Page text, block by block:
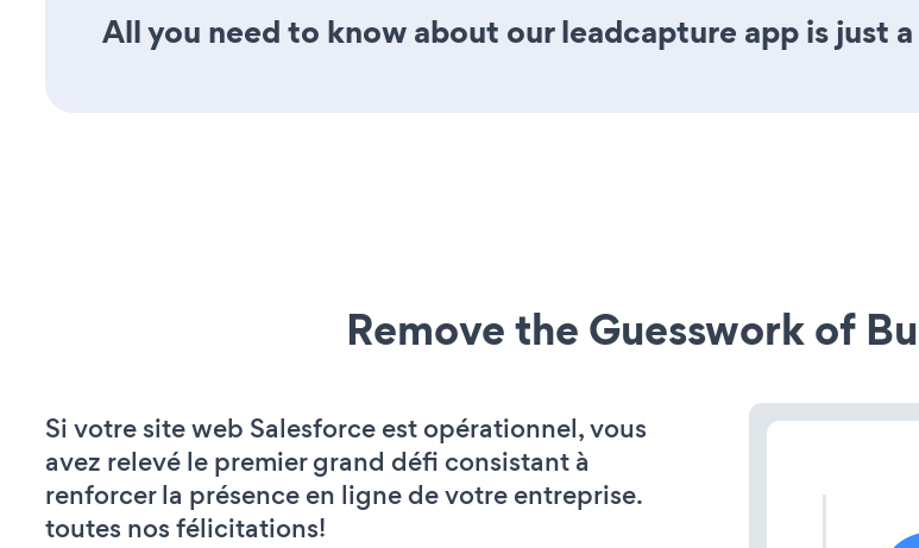
All you need to know about our leadcapture app is just
Remove the Guesswork of
Si votre site web Salesforce est opérationnel, vous
avez relevé le premier grand défi consistant à
renforcer la présence en ligne de votre entreprise.
toutes nos félicitations!